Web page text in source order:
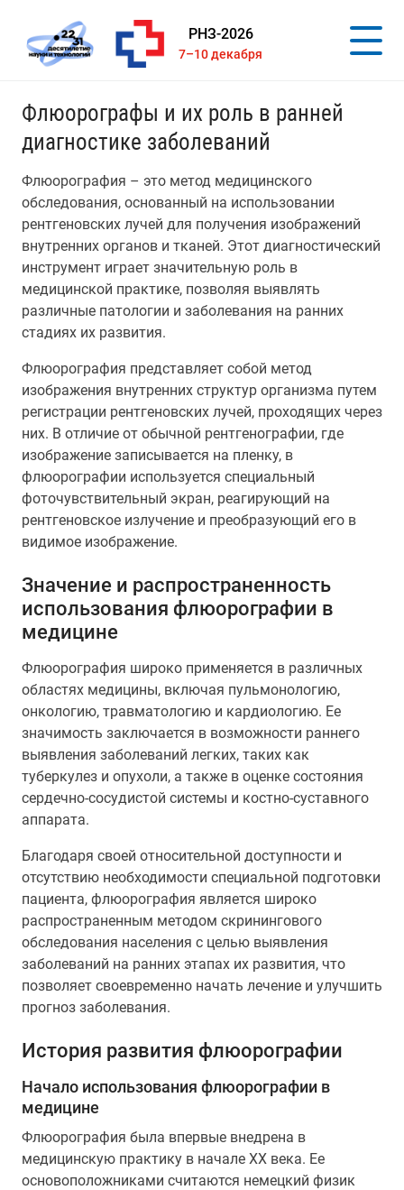
РНЗ-2026
7–10 декабря
Флюорографы и их роль в ранней
диагностике заболеваний
Флюорография – это метод медицинского
обследования, основанный на использовании
рентгеновских лучей для получения изображений
внутренних органов и тканей. Этот диагностический
инструмент играет значительную роль в
медицинской практике, позволяя выявлять
различные патологии и заболевания на ранних
стадиях их развития.
Флюорография представляет собой метод
изображения внутренних структур организма путем
регистрации рентгеновских лучей, проходящих через
них. В отличие от обычной рентгенографии, где
изображение записывается на пленку, в
флюорографии используется специальный
фоточувствительный экран, реагирующий на
рентгеновское излучение и преобразующий его в
видимое изображение.
Значение и распространенность
использования флюорографии в
медицине
Флюорография широко применяется в различных
областях медицины, включая пульмонологию,
онкологию, травматологию и кардиологию. Ее
значимость заключается в возможности раннего
выявления заболеваний легких, таких как
туберкулез и опухоли, а также в оценке состояния
сердечно-сосудистой системы и костно-суставного
аппарата.
Благодаря своей относительной доступности и
отсутствию необходимости специальной подготовки
пациента, флюорография является широко
распространенным методом скринингового
обследования населения с целью выявления
заболеваний на ранних этапах их развития, что
позволяет своевременно начать лечение и улучшить
прогноз заболевания.
История развития флюорографии
Начало использования флюорографии в
медицине
Флюорография была впервые внедрена в
медицинскую практику в начале XX века. Ее
основоположниками считаются немецкий физик